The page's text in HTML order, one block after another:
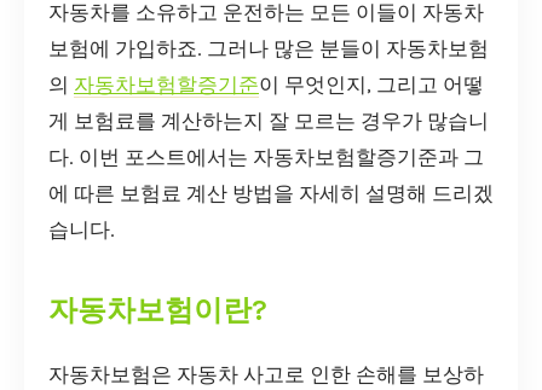
자동차를 소유하고 운전하는 모든 이들이 자동차
보험에 가입하죠. 그러나 많은 분들이 자동차보험
의 자동차보험할증기준이 무엇인지, 그리고 어떻
게 보험료를 계산하는지 잘 모르는 경우가 많습니
다. 이번 포스트에서는 자동차보험할증기준과 그
에 따른 보험료 계산 방법을 자세히 설명해 드리겠
습니다.
자동차보험이란?
자동차보험은 자동차 사고로 인한 손해를 보상하